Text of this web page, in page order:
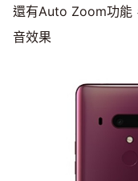
還有Auto Zoom功能
音效果